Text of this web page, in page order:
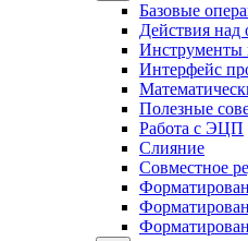
Базовые
Действия над
Инструменты
Интерфейс
Полезные
Работа с ЭЦП
Слияние
Совместное